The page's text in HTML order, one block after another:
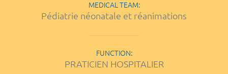
MEDICAL TEAM:
Pédiatrie néonatale et réanimations
FUNCTION:
PRATICIEN HOSPITALIER